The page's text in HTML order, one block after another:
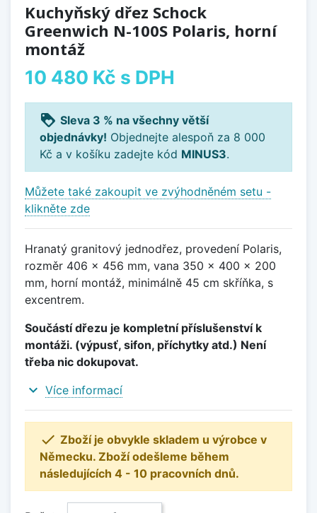
Kuchyňský dřez Schock
Greenwich N-100S Polaris, horní
montáž
10 480 Kč s DPH
loyalty Sleva 3 % na všechny větší
objednávky! Objednejte alespoň za 8 000
Kč a v košíku zadejte kód MINUS3.
Můžete také zakoupit ve zvýhodněném setu -
klikněte zde
Hranatý granitový jednodřez, provedení Polaris,
rozměr 406 x 456 mm, vana 350 x 400 x 200
mm, horní montáž, minimálně 45 cm skříňka, s
excentrem.
Součástí dřezu je kompletní příslušenství k
montáži. (výpusť, sifon, příchytky atd.) Není
třeba nic dokupovat.
expand_more Více informací
 Zboží je obvykle skladem u výrobce v
Německu. Zboží odešleme během
následujících 4 - 10 pracovních dnů.